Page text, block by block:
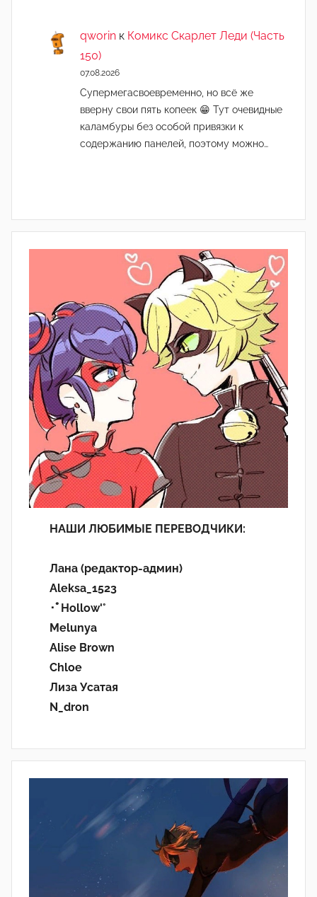
qworin к Комикс Скарлет Леди (Часть
150)
07.08.2026
Супермегасвоевременно, но всё же
вверну свои пять копеек 😁 Тут очевидные
каламбуры без особой привязки к
содержанию панелей, поэтому можно…
НАШИ ЛЮБИМЫЕ ПЕРЕВОДЧИКИ:
Лана (редактор-админ)
Aleksa_1523
･ﾟHollow'°
Melunya
Alise Brown
Chloe
Лиза Усатая
N_dron